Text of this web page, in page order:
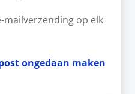
mailverzending op elk
ongedaan maken